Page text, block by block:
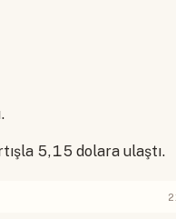
5,15 dolara ulaştı.